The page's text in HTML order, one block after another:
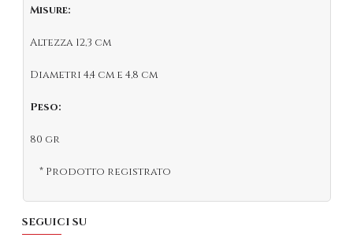
Misure:
Altezza 12,3 cm
Diametri 4,4 cm e 4,8 cm
Peso:
80 gr
* Prodotto registrato
SEGUICI SU